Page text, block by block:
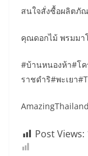
สนใจสั่งซื้อผลิตภั
คุณดอกไม้ พรมมา
#บ้านหนองห้า#โค
ราชดำริ#พะเยา
Post Views: